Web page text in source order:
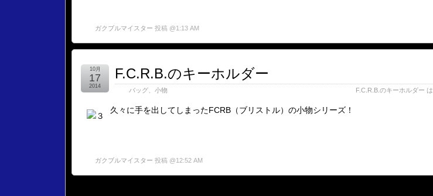
ガクブルマイスター 投稿 @1:13 AM
F.C.R.B.のキーホルダー
バッグ、小物 F.C.R.B.のキーホルダー は
10月
17
2014
久々に手を出してしまったFCRB（ブリストル）の小物シリーズ！
ガクブルマイスター 投稿 @12:52 AM